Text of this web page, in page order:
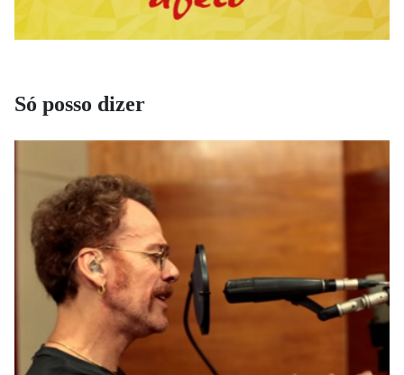
Só posso dizer